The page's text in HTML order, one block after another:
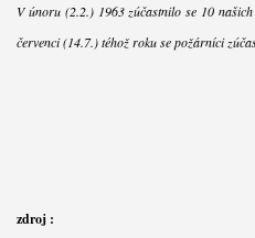
V únoru (2.2.) 1963 zúčastnilo se 10
červenci (14.7.) téhož roku se požárníci
zdroj :